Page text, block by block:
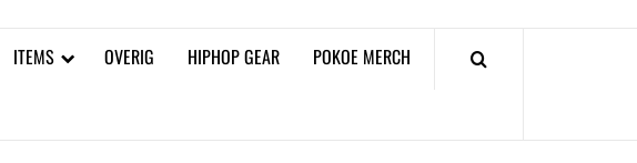
ITEMS OVERIG HIPHOP GEAR POKOE MERCH